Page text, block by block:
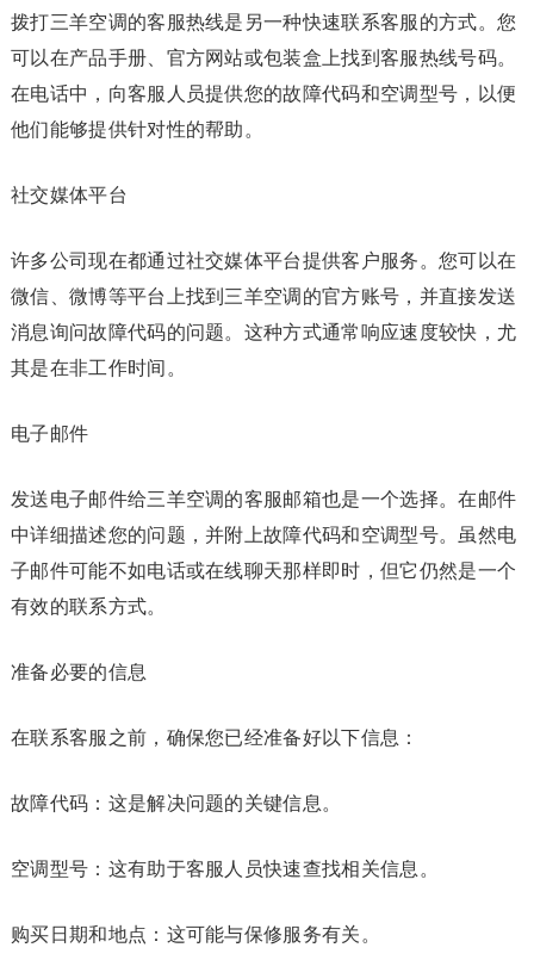
拨打三羊空调的客服热线是另一种快速联系客服的方式。您
可以在产品手册、官方网站或包装盒上找到客服热线号码。
在电话中，向客服人员提供您的故障代码和空调型号，以便
他们能够提供针对性的帮助。
社交媒体平台
许多公司现在都通过社交媒体平台提供客户服务。您可以在
微信、微博等平台上找到三羊空调的官方账号，并直接发送
消息询问故障代码的问题。这种方式通常响应速度较快，尤
其是在非工作时间。
电子邮件
发送电子邮件给三羊空调的客服邮箱也是一个选择。在邮件
中详细描述您的问题，并附上故障代码和空调型号。虽然电
子邮件可能不如电话或在线聊天那样即时，但它仍然是一个
有效的联系方式。
准备必要的信息
在联系客服之前，确保您已经准备好以下信息：
故障代码：这是解决问题的关键信息。
空调型号：这有助于客服人员快速查找相关信息。
购买日期和地点：这可能与保修服务有关。